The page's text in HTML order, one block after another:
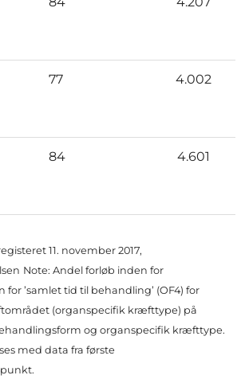
77 4.002
84 4.601
11. november 2017,
Note: Andel forløb inden for
’samlet tid til behandling’ (OF4) for
(organspecifik kræfttype) på
og organspecifik kræfttype.
med data fra første